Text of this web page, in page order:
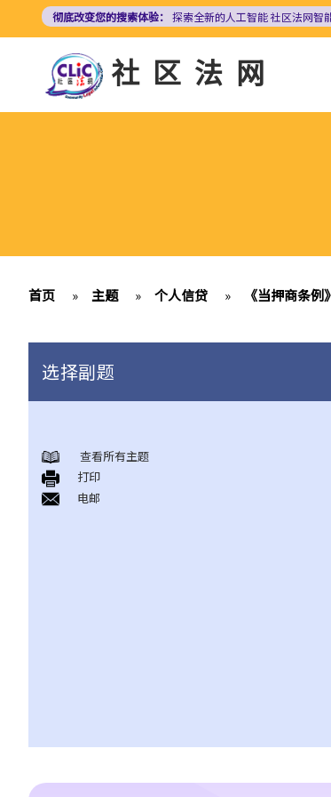
内
彻底改变您的搜索体验： 探索全新的人工智能社区法网智
社区法网
首页 » 主题 » 个人信贷 » 《当押商条例》
选择副题
1. 谁需要获得放债人牌照？
2. 谁受到《放债人条例》（第163章）的保障？
3. 放债人的领牌事宜
1. 借钱给亲戚是否需要遵守《放债人条例》（第163章
查看所有主题
打印
电邮